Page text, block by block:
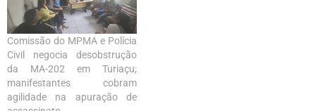
Comissão do MPMA e Polícia
Civil negocia desobstrução
da MA-202 em Turiaçu;
manifestantes cobram
agilidade na apuração de